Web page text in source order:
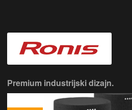
Premium industrijski dizajn.